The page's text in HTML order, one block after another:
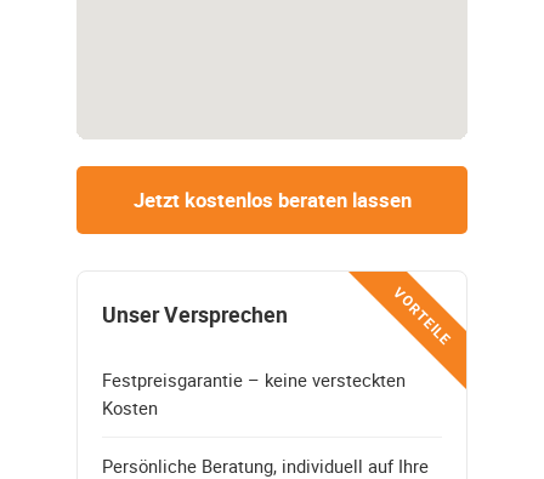
Jetzt kostenlos beraten lassen
VORTEILE
Unser Versprechen
Festpreisgarantie – keine versteckten
Kosten
Persönliche Beratung, individuell auf Ihre